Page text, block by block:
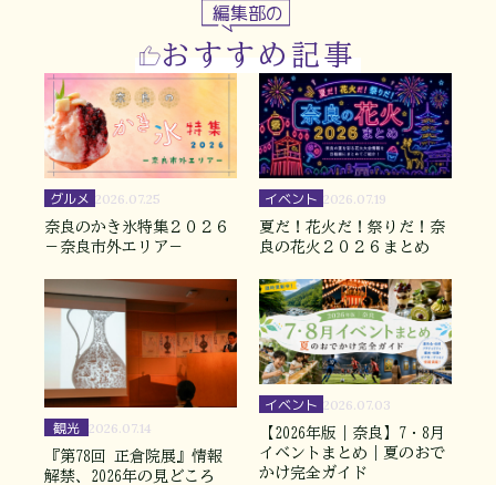
編集部の
おすすめ記事
グルメ 2026.07.25
奈良のかき氷特集２０２６
－奈良市外エリア－
イベント 2026.07.19
夏だ！花火だ！祭りだ！奈
良の花火２０２６まとめ
観光 2026.07.14
『第78回 正倉院展』情報
解禁、2026年の見どころ
イベント 2026.07.03
【2026年版｜奈良】7・8月
イベントまとめ｜夏のおで
かけ完全ガイド